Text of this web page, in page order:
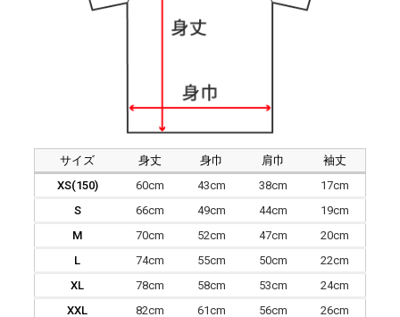
サイズ 身丈 身巾 肩巾
袖丈
XS(150)
60cm 43cm 38cm
17cm
S
66cm 49cm 44cm
19cm
M
70cm 52cm 47cm
20cm
L
74cm 55cm 50cm
22cm
XL
78cm 58cm 53cm
24cm
XXL
82cm 61cm 56cm 26cm